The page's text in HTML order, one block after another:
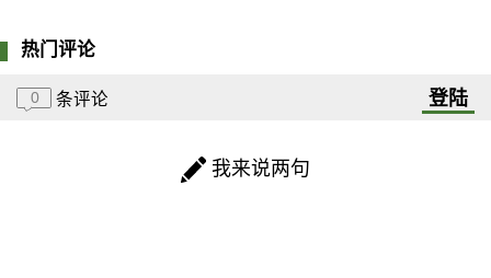
热门评论
0 条评论 登陆
我来说两句